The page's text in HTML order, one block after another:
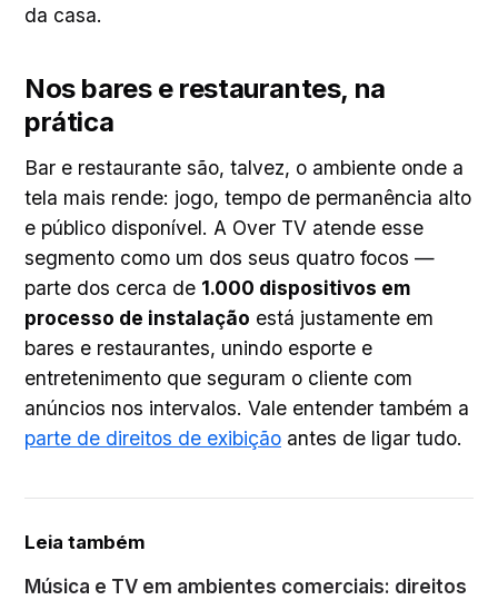
da casa.
Nos bares e restaurantes, na
prática
Bar e restaurante são, talvez, o ambiente onde a
tela mais rende: jogo, tempo de permanência alto
e público disponível. A Over TV atende esse
segmento como um dos seus quatro focos —
parte dos cerca de 1.000 dispositivos em
processo de instalação está justamente em
bares e restaurantes, unindo esporte e
entretenimento que seguram o cliente com
anúncios nos intervalos. Vale entender também a
parte de direitos de exibição antes de ligar tudo.
Leia também
Música e TV em ambientes comerciais: direitos